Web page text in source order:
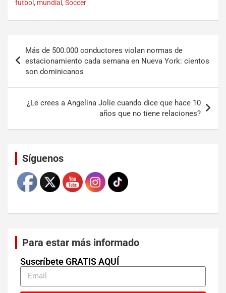
futbol , mundial , Soccer
Más de 500.000 conductores violan normas de
estacionamiento cada semana en Nueva York: cientos
son dominicanos
¿Le crees a Angelina Jolie cuando dice que hace 10
años que no tiene relaciones?
Síguenos
Para estar más informado
Suscríbete GRATIS AQUÍ